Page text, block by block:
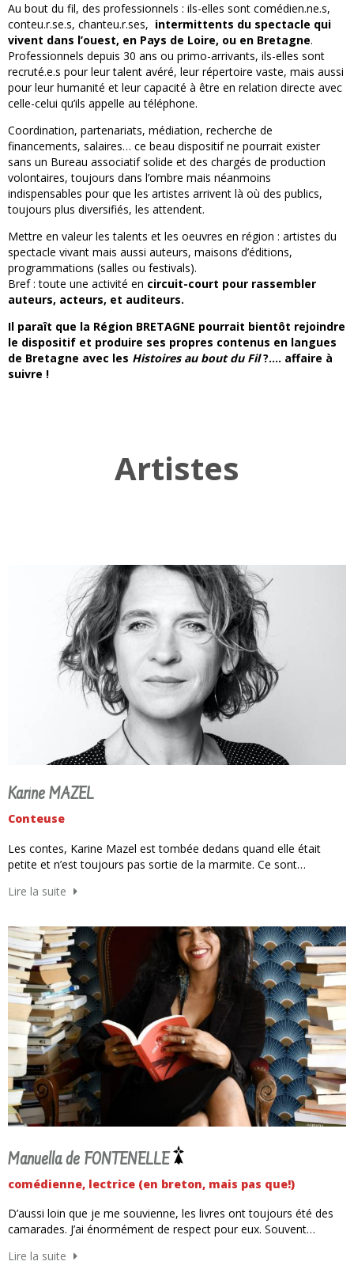
Au bout du fil, des professionnels : ils-elles sont comédien.ne.s,
conteu.r.se.s, chanteu.r.ses, intermittents du spectacle qui
vivent dans l’ouest, en Pays de Loire, ou en Bretagne.
Professionnels depuis 30 ans ou primo-arrivants, ils-elles sont
recruté.e.s pour leur talent avéré, leur répertoire vaste, mais aussi
pour leur humanité et leur capacité à être en relation directe avec
celle-celui qu’ils appelle au téléphone.
Coordination, partenariats, médiation, recherche de
financements, salaires… ce beau dispositif ne pourrait exister
sans un Bureau associatif solide et des chargés de production
volontaires, toujours dans l’ombre mais néanmoins
indispensables pour que les artistes arrivent là où des publics,
toujours plus diversifiés, les attendent.
Mettre en valeur les talents et les oeuvres en région : artistes du
spectacle vivant mais aussi auteurs, maisons d’éditions,
programmations (salles ou festivals).
Bref : toute une activité en circuit-court pour rassembler
auteurs, acteurs, et auditeurs.
Il paraît que la Région BRETAGNE pourrait bientôt rejoindre
le dispositif et produire ses propres contenus en langues
de Bretagne avec les Histoires au bout du Fil?…. affaire à
suivre !
Artistes
Karine MAZEL
Conteuse
Les contes, Karine Mazel est tombée dedans quand elle était
petite et n’est toujours pas sortie de la marmite. Ce sont…
Lire la suite
Manuella de FONTENELLE
comédienne, lectrice (en breton, mais pas que!)
D’aussi loin que je me souvienne, les livres ont toujours été des
camarades. J’ai énormément de respect pour eux. Souvent…
Lire la suite